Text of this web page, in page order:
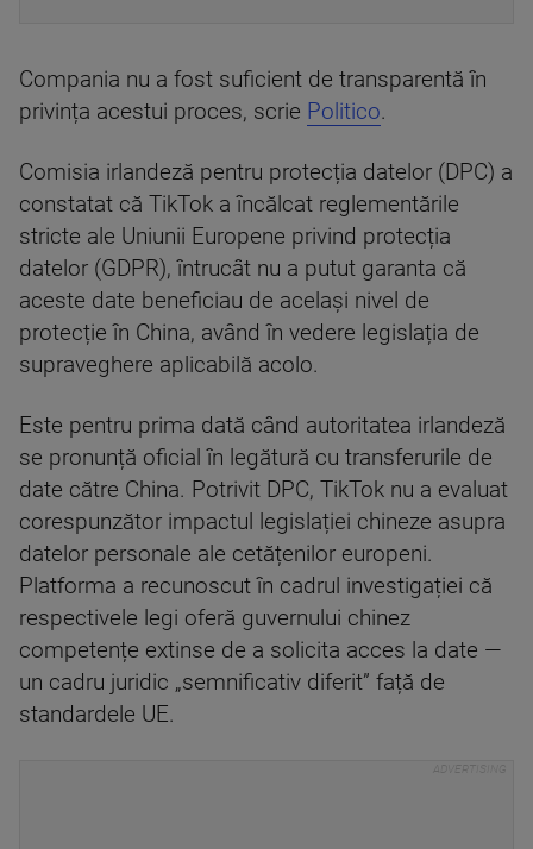
Compania nu a fost suficient de transparentă în
privința acestui proces, scrie Politico.
Comisia irlandeză pentru protecția datelor (DPC) a
constatat că TikTok a încălcat reglementările
stricte ale Uniunii Europene privind protecția
datelor (GDPR), întrucât nu a putut garanta că
aceste date beneficiau de același nivel de
protecție în China, având în vedere legislația de
supraveghere aplicabilă acolo.
Este pentru prima dată când autoritatea irlandeză
se pronunță oficial în legătură cu transferurile de
date către China. Potrivit DPC, TikTok nu a evaluat
corespunzător impactul legislației chineze asupra
datelor personale ale cetățenilor europeni.
Platforma a recunoscut în cadrul investigației că
respectivele legi oferă guvernului chinez
competențe extinse de a solicita acces la date —
un cadru juridic „semnificativ diferit” față de
standardele UE.